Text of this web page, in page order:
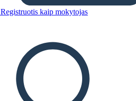
Registruotis kaip mokytojas